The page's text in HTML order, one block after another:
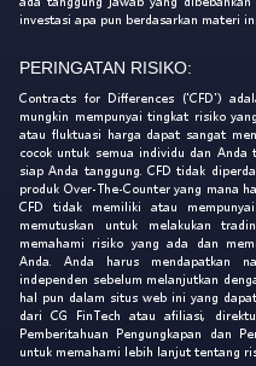
investasi apa pun berdasarkan materi
PERINGATAN RISIKO:
Contracts for Differences ('CFD')
mungkin mempunyai tingkat risiko
atau fluktuasi harga dapat sangat
cocok untuk semua individu dan
siap Anda tanggung. CFD tidak
produk Over-The-Counter yang mana
CFD tidak memiliki atau
memutuskan untuk melakukan
memahami risiko yang ada dan
Anda. Anda harus mendapatkan
independen sebelum melanjutkan
hal pun dalam situs web ini yang
dari CG FinTech atau afiliasi,
Pemberitahuan Pengungkapan dan
untuk memahami lebih lanjut tentang